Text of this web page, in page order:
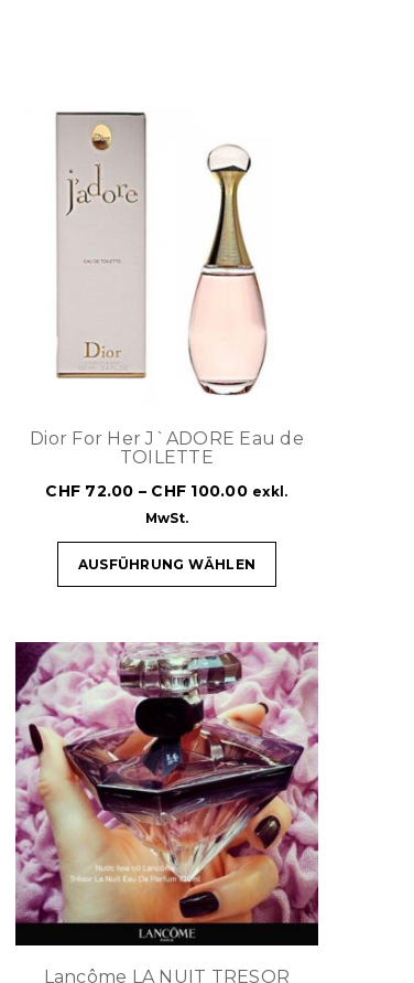
Dior For Her J`ADORE Eau de
TOILETTE
CHF 72.00 – CHF 100.00 exkl.
MwSt.
AUSFÜHRUNG WÄHLEN
Lancôme LA NUIT TRESOR